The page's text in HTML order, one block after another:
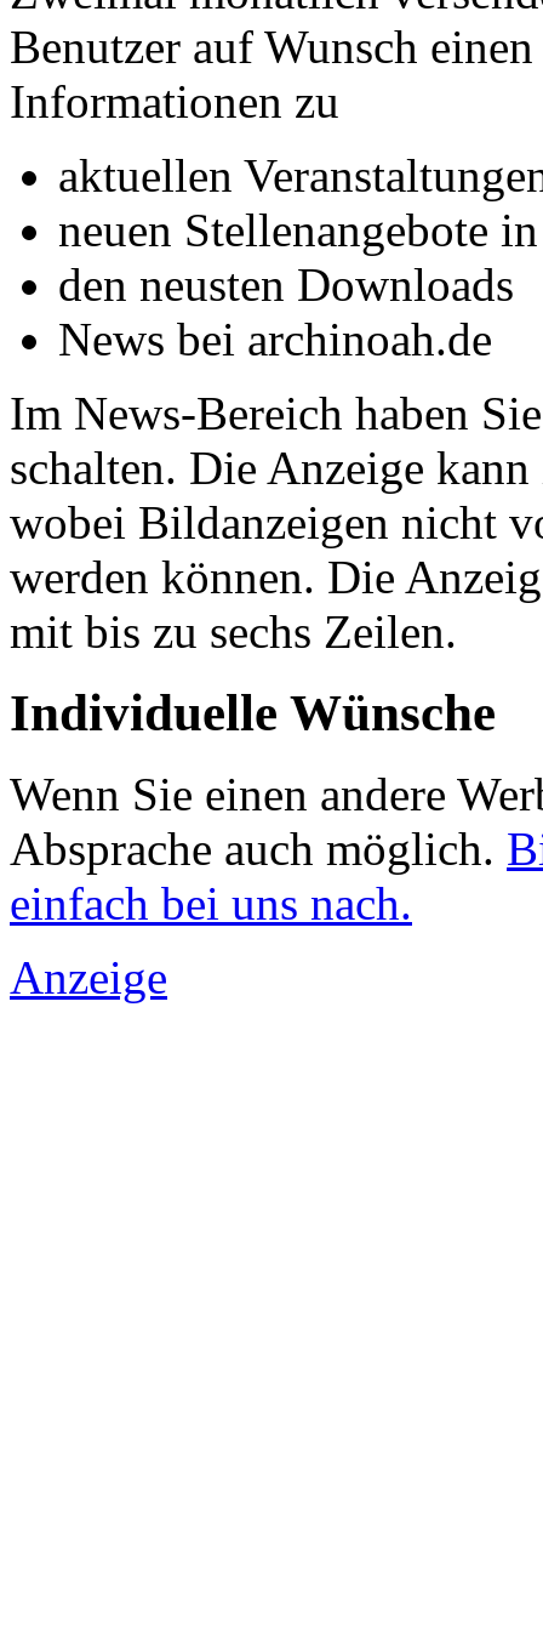
Benutzer auf Wunsch
Informationen zu
aktuellen
neuen Stellenangebote
den neusten Downloads
News bei archinoah.de
Im News-Bereich haben
schalten. Die Anzeige
wobei Bildanzeigen nicht
werden können. Die
mit bis zu sechs Zeilen.
Individuelle Wünsche
Wenn Sie einen andere
Absprache auch möglich.
einfach bei uns nach.
Anzeige